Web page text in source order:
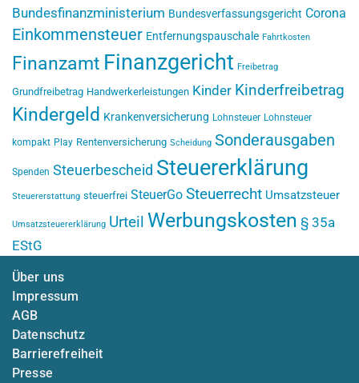
Bundesfinanzministerium Bundesverfassungsgericht Corona
Einkommensteuer Entfernungspauschale Fahrtkosten
Finanzamt Finanzgericht Freibetrag
Grundfreibetrag Handwerkerleistungen Kinder Kinderfreibetrag
Kindergeld Krankenversicherung Lohnsteuer Lohnsteuer
kompakt Play Rentenversicherung Scheidung Sonderausgaben
Spenden Steuerbescheid Steuererklärung
Steuererstattung steuerfrei SteuerGo Steuerrecht Umsatzsteuer
Umsatzsteuererklärung Urteil Werbungskosten § 35a
EStG
Über uns
Impressum
AGB
Datenschutz
Barrierefreiheit
Presse